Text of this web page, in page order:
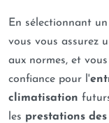
En sélectionnant
vous vous assurez
aux normes, et
confiance pour l'
climatisation
les prestations